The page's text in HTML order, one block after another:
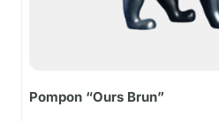
Pompon “Ours Brun”